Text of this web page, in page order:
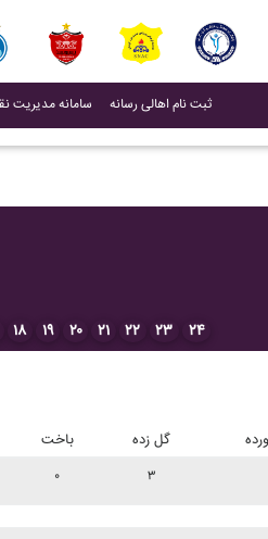
سامانه مدیریت (current)
ثبت نام اهالی رسانه(current)
۱۸ ۱۹ ۲۰ ۲۱ ۲۲ ۲۳ ۲۴
باخت گل زده
۰ ۳